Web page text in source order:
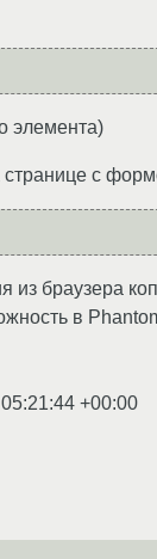
элемента)
с
браузера
в
+00:00